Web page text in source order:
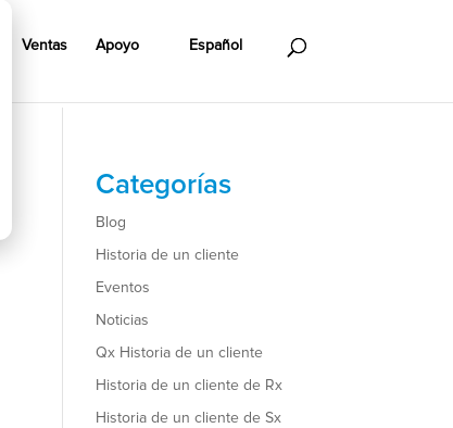
Ventas Apoyo Español
Categorías
Blog
Historia de un cliente
Eventos
Noticias
Qx Historia de un cliente
Historia de un cliente de Rx
Historia de un cliente de Sx